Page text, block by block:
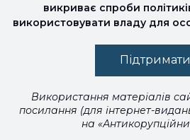
викриває спроби
використовувати владу для
Підтримати
Використання матеріалів
посилання (для інтернет-
на